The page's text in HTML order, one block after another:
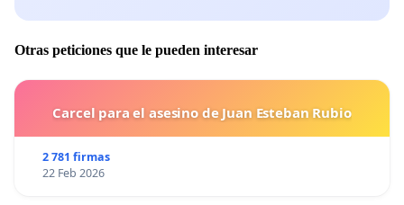
Otras peticiones que le pueden interesar
Carcel para el asesino de Juan Esteban Rubio
2 781 firmas
22 Feb 2026